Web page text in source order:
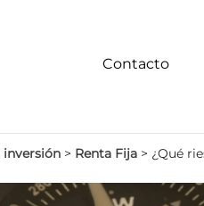
Contacto
inversión > Renta Fija > ¿Qué